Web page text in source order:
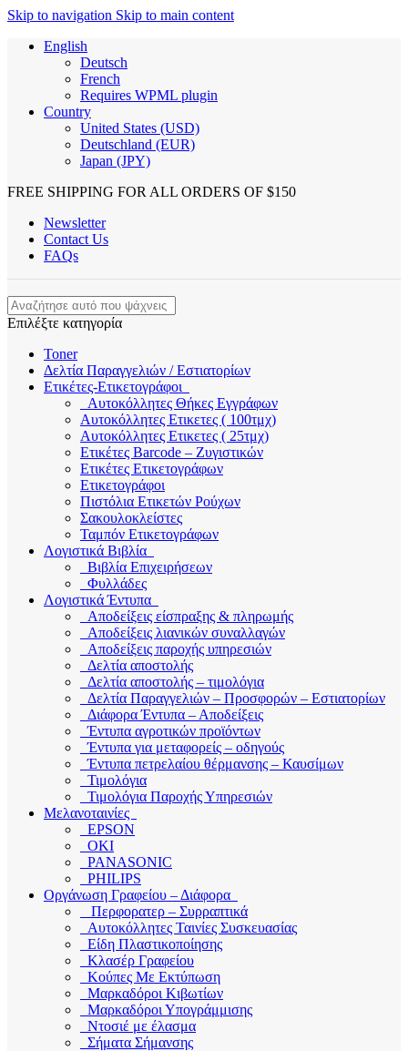
Skip to navigation Skip to main content
English
Deutsch
French
Requires WPML plugin
Country
United States (USD)
Deutschland (EUR)
Japan (JPY)
FREE SHIPPING FOR ALL ORDERS OF $150
Newsletter
Contact Us
FAQs
Επιλέξτε κατηγορία
Toner
Δελτία Παραγγελιών / Εστιατορίων
Ετικέτες-Ετικετογράφοι
Αυτοκόλλητες Θήκες Εγγράφων
Αυτοκόλλητες Ετικετες ( 100τμχ)
Αυτοκόλλητες Ετικετες ( 25τμχ)
Ετικέτες Barcode – Ζυγιστικών
Ετικέτες Ετικετογράφων
Ετικετογράφοι
Πιστόλια Ετικετών Ρούχων
Σακουλοκλείστες
Ταμπόν Ετικετογράφων
Λογιστικά Βιβλία
Βιβλία Επιχειρήσεων
Φυλλάδες
Λογιστικά Έντυπα
Αποδείξεις είσπραξης & πληρωμής
Αποδείξεις λιανικών συναλλαγών
Αποδείξεις παροχής υπηρεσιών
Δελτία αποστολής
Δελτία αποστολής – τιμολόγια
Δελτία Παραγγελιών – Προσφορών – Εστιατορίων
Διάφορα Έντυπα – Αποδείξεις
Έντυπα αγροτικών προϊόντων
Έντυπα για μεταφορείς – οδηγούς
Έντυπα πετρελαίου θέρμανσης – Καυσίμων
Τιμολόγια
Τιμολόγια Παροχής Υπηρεσιών
Μελανοταινίες
EPSON
OKI
PANASONIC
PHILIPS
Οργάνωση Γραφείου – Διάφορα
Περφορατερ – Συρραπτικά
Αυτοκόλλητες Ταινίες Συσκευασίας
Είδη Πλαστικοποίησης
Κλασέρ Γραφείου
Κούπες Με Εκτύπωση
Μαρκαδόροι Κιβωτίων
Μαρκαδόροι Υπογράμμισης
Ντοσιέ με έλασμα
Σήματα Σήμανσης